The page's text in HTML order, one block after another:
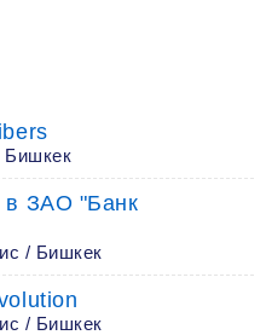
в ЗАО "Банк
/ Бишкек
/ Бишкек